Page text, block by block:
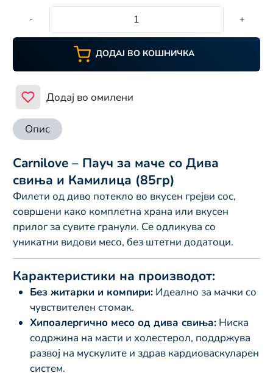
- +
ДОДАЈ ВО КОШНИЧКА
Додај во омилени
Опис
Carnilove – Пауч за маче со Дива
свиња и Камилица (85гр)
Филети од диво потекло во вкусен грејви сос,
совршени како комплетна храна или вкусен
прилог за сувите гранули. Се одликува со
уникатни видови месо, без штетни додатоци.
Карактеристики на производот:
Без житарки и компири: Идеално за мачки со
чувствителен стомак.
Хипоалергично месо од дива свиња: Ниска
содржина на масти и холестерол, поддржува
развој на мускулите и здрав кардиоваскуларен
систем.